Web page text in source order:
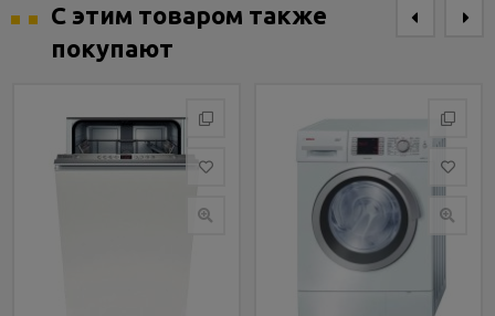
С этим товаром также
покупают